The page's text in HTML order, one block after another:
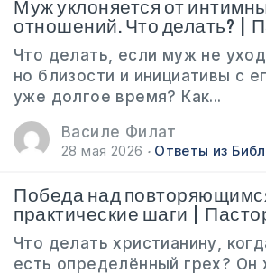
Муж уклоняется от
отношений. Что делать? |
Что делать, если муж не
но близости и инициативы с
уже долгое время? Как...
Василе Филат
28 мая 2026 Ответы из
Победа над
практические шаги |
Что делать христианину,
есть определённый грех? Он